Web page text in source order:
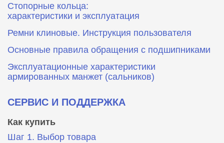
Стопорные кольца:
характеристики и эксплуатация
Ремни клиновые. Инструкция пользователя
Основные правила обращения с подшипниками
Эксплуатационные характеристики
армированных манжет (сальников)
СЕРВИС И ПОДДЕРЖКА
Как купить
Шаг 1. Выбор товара